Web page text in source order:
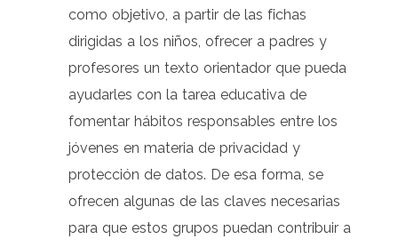
como objetivo, a partir de las fichas
dirigidas a los niños, ofrecer a padres y
profesores un texto orientador que pueda
ayudarles con la tarea educativa de
fomentar hábitos responsables entre los
jóvenes en materia de privacidad y
protección de datos. De esa forma, se
ofrecen algunas de las claves necesarias
para que estos grupos puedan contribuir a